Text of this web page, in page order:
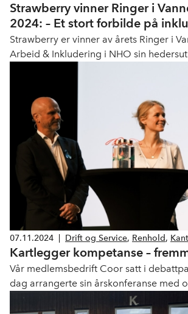
Strawberry vinner Ringer i
2024: – Et stort forbilde på
Strawberry er vinner av årets Ringer i
Arbeid & Inkludering i NHO sin
07.11.2024 Drift og Service, Renhold,
management
Kartlegger kompetanse –
Vår medlemsbedrift Coor satt i
dag arrangerte sin årskonferanse med
"Integrering i Norge – hvor er vi på vei?"